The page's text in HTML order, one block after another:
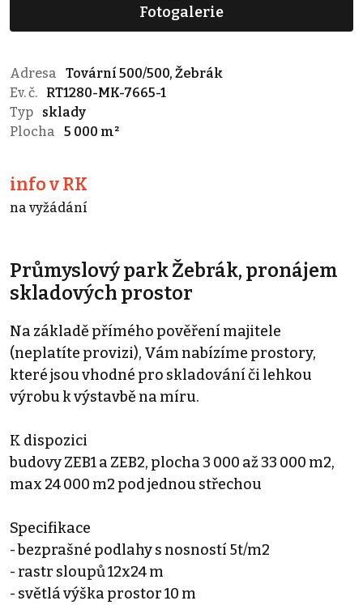
Fotogalerie
Adresa
Tovární 500/500, Žebrák
Ev. č.
RT1280-MK-7665-1
Typ
sklady
Plocha
5 000 m²
info v RK
na vyžádání
Průmyslový park Žebrák, pronájem
skladových prostor
Na základě přímého pověření majitele
(neplatíte provizi), Vám nabízíme prostory,
které jsou vhodné pro skladování či lehkou
výrobu k výstavbě na míru.
K dispozici
budovy ZEB1 a ZEB2, plocha 3 000 až 33 000 m2,
max 24 000 m2 pod jednou střechou
Specifikace
- bezprašné podlahy s nosností 5t/m2
- rastr sloupů 12x24 m
- světlá výška prostor 10 m